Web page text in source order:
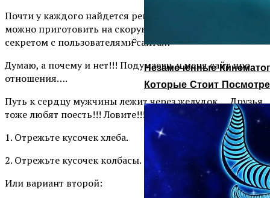
Незамеченные
Которые Стоит
Почти у каждого найдется рецепт блюда, которое
можно приготовить на скорую руку.Поделитесь своим
секретом с пользователями сайта…
Думаю, а почему и нет!!! Подумаешь у меня сайт про
отношения….
Путь к сердцу мужчины лежит через желудок…. Друзья
тоже любят поесть!!! Ловите!!!
1. Отрежьте кусочек хлеба.
2. Отрежьте кусочек колбасы.
Или вариант второй: